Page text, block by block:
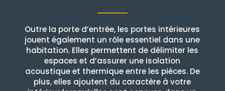
Outre la porte d’entrée, les portes intérieures
jouent également un rôle essentiel dans une
habitation. Elles permettent de délimiter les
espaces et d’assurer une isolation
acoustique et thermique entre les pièces. De
plus, elles ajoutent du caractère à votre